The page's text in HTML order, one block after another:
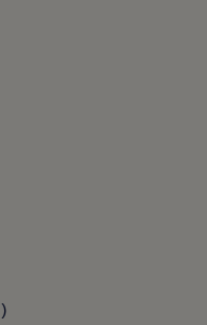
)